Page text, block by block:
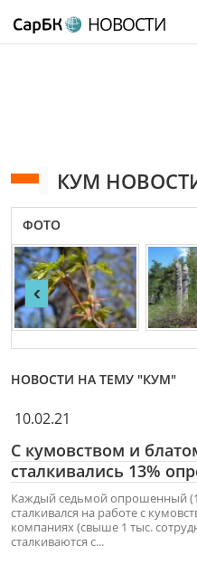
НОВОСТИ
КУМ
ФОТО
‹
НОВОСТИ НА ТЕМУ "КУМ"
10.02.21
С кумовством и
сталкивались 13%
Каждый седьмой опрошенный
сталкивался на работе с
компаниях (свыше 1 тыс.
сталкиваются с...